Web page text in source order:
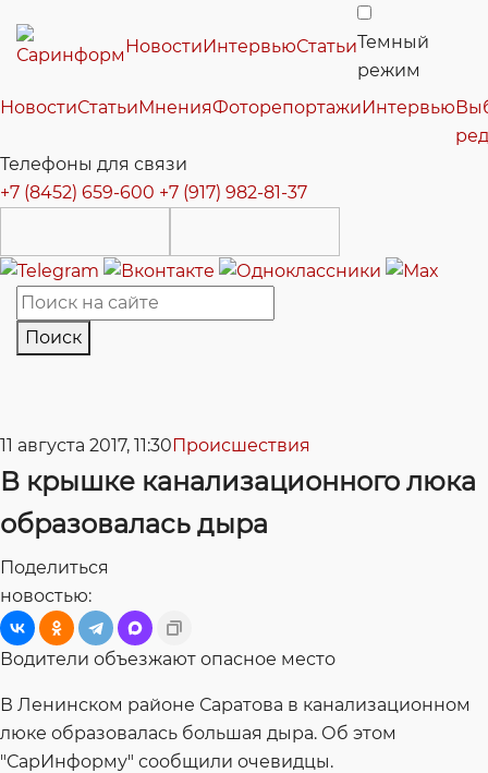
НовостиИнтервьюСтатьиТемный
режим
НовостиСтатьиМненияФоторепортажиИнтервью
Телефоны для связи
+7 (8452) 659-600 +7 (917) 982-81-37
Поиск
11 августа 2017, 11:30Происшествия
В крышке канализационного люка
образовалась дыра
Поделиться
новостью:
Водители объезжают опасное место
В Ленинском районе Саратова в канализационном
люке образовалась большая дыра. Об этом
"СарИнформу" сообщили очевидцы.